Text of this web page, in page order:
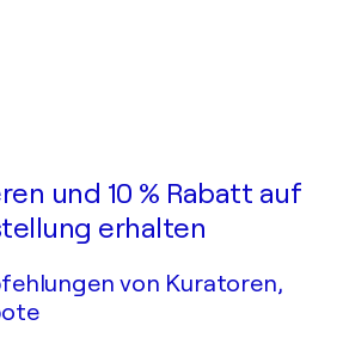
und 10 % Rabatt auf
erhalten
von Kuratoren,